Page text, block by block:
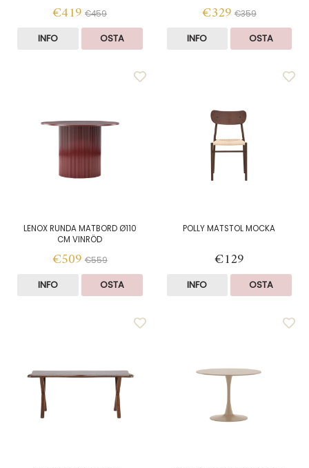
€419 €459
INFO OSTA
€329 €359
INFO OSTA
LENOX RUNDA MATBORD Ø110
CM VINRÖD
€509 €559
INFO OSTA
POLLY MATSTOL MOCKA
€129
INFO OSTA